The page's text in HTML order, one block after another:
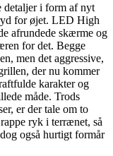
detaljer i form af nyt
for øjet. LED High
afrundede skærme og
for det. Begge
men det aggressive,
der nu kommer
karakter og
måde. Trods
er der tale om to
ryk i terrænet, så
også hurtigt formår